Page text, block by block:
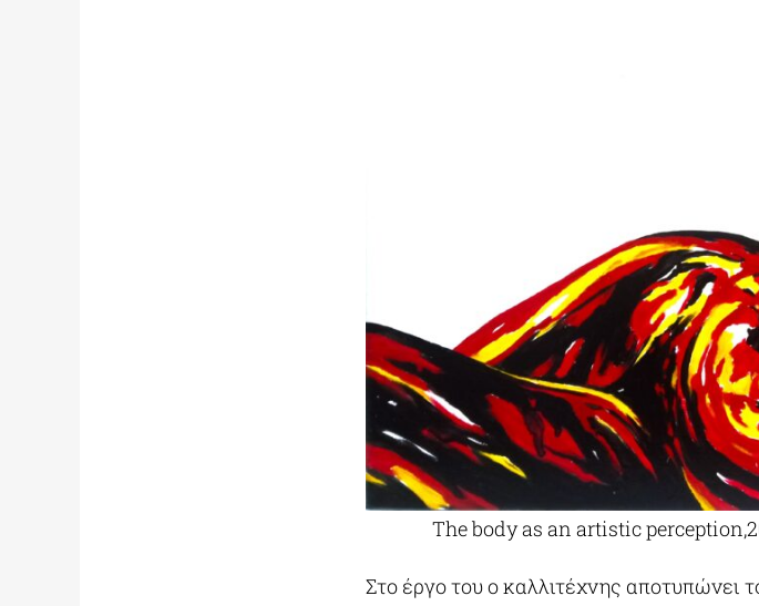
The body as an artistic
Στο έργο του ο καλλιτέχνης αποτυπώνει